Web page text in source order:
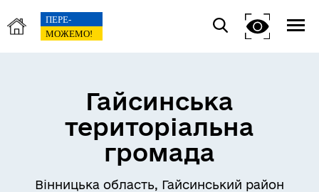
Гайсинська
територіальна
громада
Вінницька область, Гайсинський район